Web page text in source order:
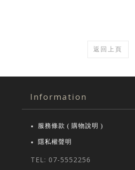
返回上頁
Information
服務條款 ( 購物說明 )
隱私權聲明
TEL: 07-5552256